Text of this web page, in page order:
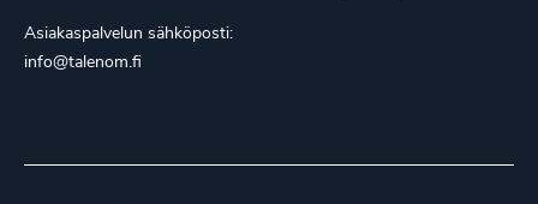
Asiakaspalvelun sähköposti:
info@talenom.fi